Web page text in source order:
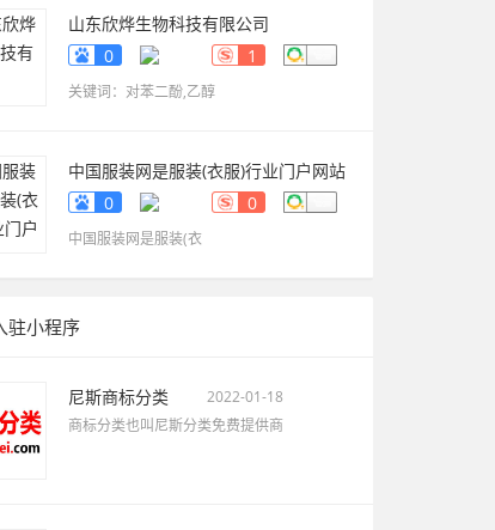
山东欣烨生物科技有限公司
www.sdxinyekeji.cn
0 1
关键词：对苯二酚,乙醇
中国服装网是服装(衣服)行业门户网站
fuzhuang.qiyeku.cn
0 0
中国服装网是服装(衣
驻小程序
尼斯商标分类
2022-01-18
商标分类也叫尼斯分类免费提供商